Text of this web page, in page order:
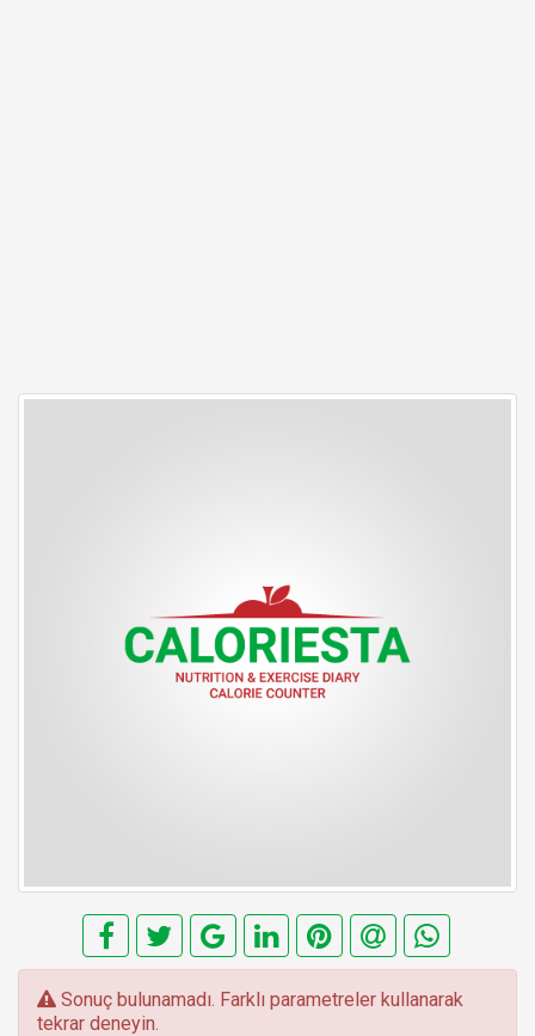
E
r
Sonuç bulunamadı. Farklı parametreler kullanarak
tekrar deneyin.